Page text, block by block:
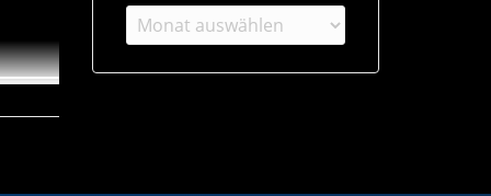
Archiv